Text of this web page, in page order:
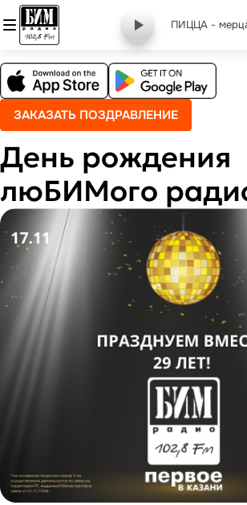
ПИЦЦА -
ЗАКАЗАТЬ ПОЗДРАВЛЕНИЕ
День рождения
люБИМого